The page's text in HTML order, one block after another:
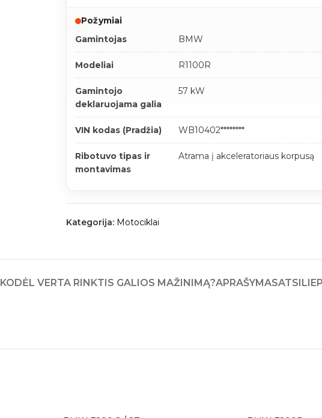
Požymiai
Gamintojas
BMW
Modeliai R1100R
Gamintojo
deklaruojama galia
57 kW
VIN kodas (Pradžia) WB10402********
Ribotuvo tipas ir
montavimas
Atrama į akceleratoriaus korpusą
Kategorija: Motociklai
KODĖL VERTA RINKTIS GALIOS MAŽINIMĄ?APRAŠYMAS